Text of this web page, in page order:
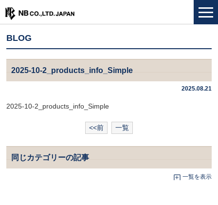
BLOG
2025-10-2_products_info_Simple
2025.08.21
2025-10-2_products_info_Simple
<<前 一覧
同じカテゴリーの記事
一覧を表示